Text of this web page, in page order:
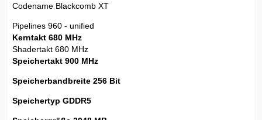
Codename Blackcomb XT
Pipelines 960 - unified
Kerntakt 680 MHz
Shadertakt 680 MHz
Speichertakt 900 MHz
Speicherbandbreite 256 Bit
Speichertyp GDDR5